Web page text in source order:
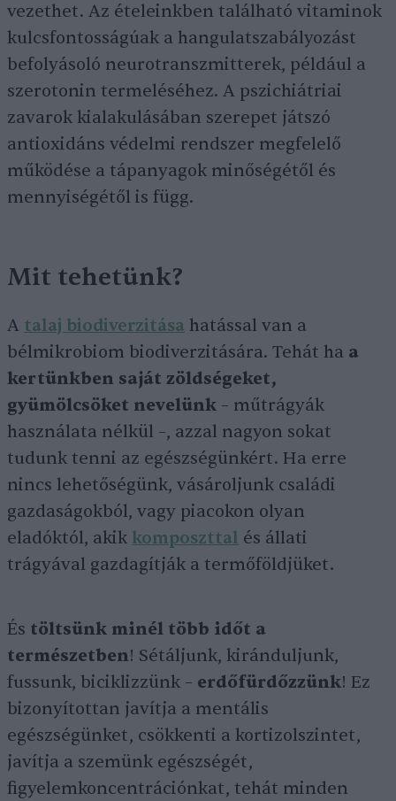
vezethet. Az ételeinkben található vitaminok
kulcsfontosságúak a hangulatszabályozást
befolyásoló neurotranszmitterek, például a
szerotonin termeléséhez. A pszichiátriai
zavarok kialakulásában szerepet játszó
antioxidáns védelmi rendszer megfelelő
működése a tápanyagok minőségétől és
mennyiségétől is függ.
Mit tehetünk?
A talaj biodiverzitása hatással van a
bélmikrobiom biodiverzitására. Tehát ha a
kertünkben saját zöldségeket,
gyümölcsöket nevelünk – műtrágyák
használata nélkül –, azzal nagyon sokat
tudunk tenni az egészségünkért. Ha erre
nincs lehetőségünk, vásároljunk családi
gazdaságokból, vagy piacokon olyan
eladóktól, akik komposzttal és állati
trágyával gazdagítják a termőföldjüket.
És töltsünk minél több időt a
természetben! Sétáljunk, kiránduljunk,
fussunk, biciklizzünk – erdőfürdőzzünk! Ez
bizonyítottan javítja a mentális
egészségünket, csökkenti a kortizolszintet,
javítja a szemünk egészségét,
figyelemkoncentrációnkat, tehát minden